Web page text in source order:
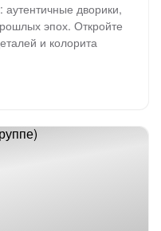
дворики,
эпох. Откройте
и колорита